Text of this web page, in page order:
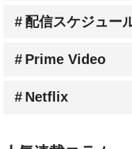
Prime Video
Netflix